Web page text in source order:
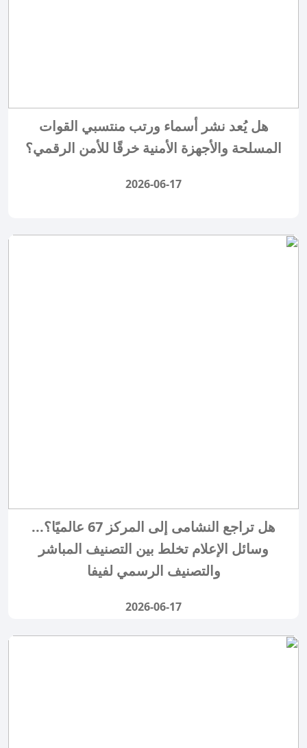
هل يُعد نشر أسماء ورتب منتسبي القوات
المسلحة والأجهزة الأمنية خرقًا للأمن الرقمي؟
2026-06-17
هل تراجع النشامى إلى المركز 67 عالميًا؟...
وسائل الإعلام تخلط بين التصنيف المباشر
والتصنيف الرسمي لفيفا
2026-06-17